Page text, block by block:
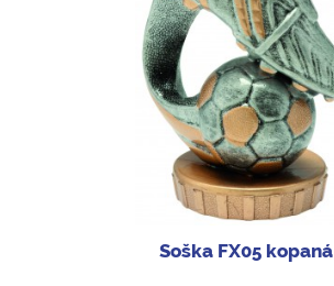
Soška FX05 kopaná